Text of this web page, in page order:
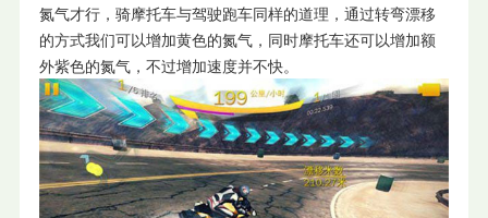
氮气才行，骑摩托车与驾驶跑车同样的道理，通过转弯漂移
的方式我们可以增加黄色的氮气，同时摩托车还可以增加额
外紫色的氮气，不过增加速度并不快。